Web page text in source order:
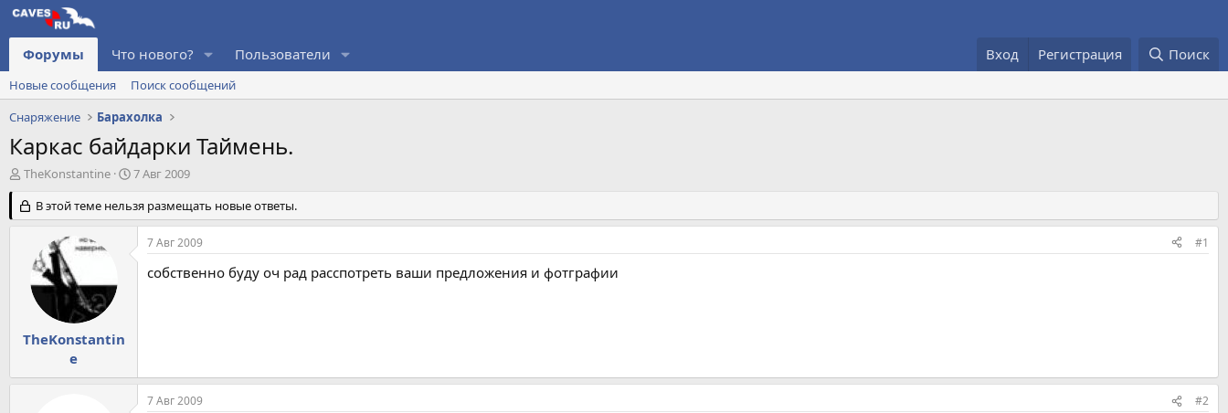
Форумы Что нового? Пользователи Вход Регистрация Поиск
Новые сообщения
Поиск сообщений
Снаряжение
Барахолка
Каркас байдарки Таймень.
А
т
о
м
TheKonstantine
Д
т
а
а
7 Авг 2009
В этой теме нельзя размещать новые ответы.
TheKonstantin
e
7 Авг 2009 #1
собственно буду оч рад расспотреть ваши предложения и фотграфии
7 Авг 2009 #2